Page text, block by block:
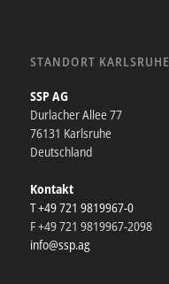
STANDORT KARLSRUHE
SSP AG
Durlacher Allee 77
76131 Karlsruhe
Deutschland
Kontakt
T +49 721 9819967-0
F +49 721 9819967-2098
info@ssp.ag